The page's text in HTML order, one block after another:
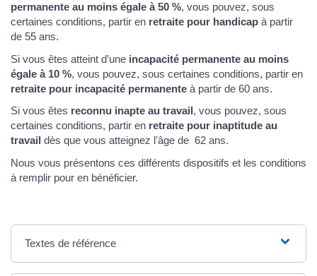
permanente au moins égale à50 %, vous pouvez, sous
certaines conditions, partir en retraite pour handicap à partir
de 55 ans.
Si vous êtes atteint d’une incapacité permanente au moins
égale à 10 %, vous pouvez, sous certaines conditions, partir en
retraite pour incapacité permanente à partir de 60 ans.
Si vous êtes reconnu inapte au travail, vous pouvez, sous
certaines conditions, partir en retraite pour inaptitude au
travail dès que vous atteignez l'âge de 62 ans.
Nous vous présentons ces différents dispositifs et les conditions
à remplir pour en bénéficier.
Textes de référence